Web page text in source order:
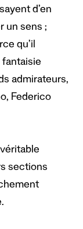
d’en
un sens ;
qu’il
admirateurs,
Federico
sections